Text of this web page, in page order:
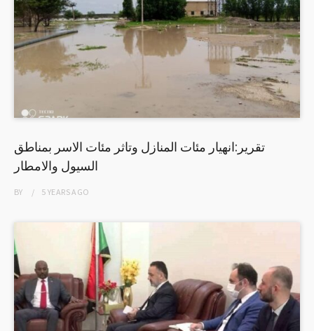
تقرير:انهيار مئات المنازل وتاثر مئات الاسر بمناطق
السيول والامطار
BY 5 YEARSAGO